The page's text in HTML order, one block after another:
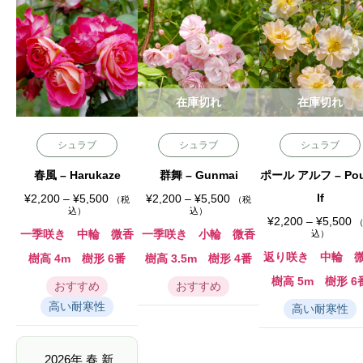
シュラブ
春風 – Harukaze
¥2,200 – ¥5,500価
格
¥
2
,
0
–
¥
5
5
（税
込）
一季咲き 中輪 微香
樹高 4m 樹形 6番
おすすめ
高い耐寒性
2026年 春 新
シュラブ
群舞 – Gunmai
¥2,200 – ¥5,500価
格
¥
2
,
（税
込）
一季咲き 小輪 微香
樹高 3.5m 樹形 4番
おすすめ
在庫切れ
シュラブ
ポール アルフ –
lf
¥2,200 – ¥5,500価
格
¥
2
,
2
0
0
込）
返り咲き 中輪
樹高 5m 樹形 6
高い耐寒性
在庫切れ